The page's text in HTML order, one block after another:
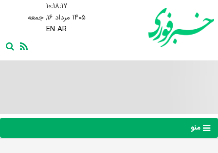
۱۰:۱۸:۱۸
۱۴۰۵ مرداد ۱۶, جمعه
EN AR
منو